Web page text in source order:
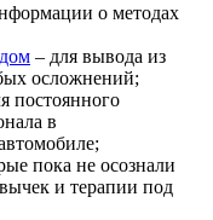
о методах
– для вывода из
осложнений;
постоянного
в
пока не осознали
и терапии под